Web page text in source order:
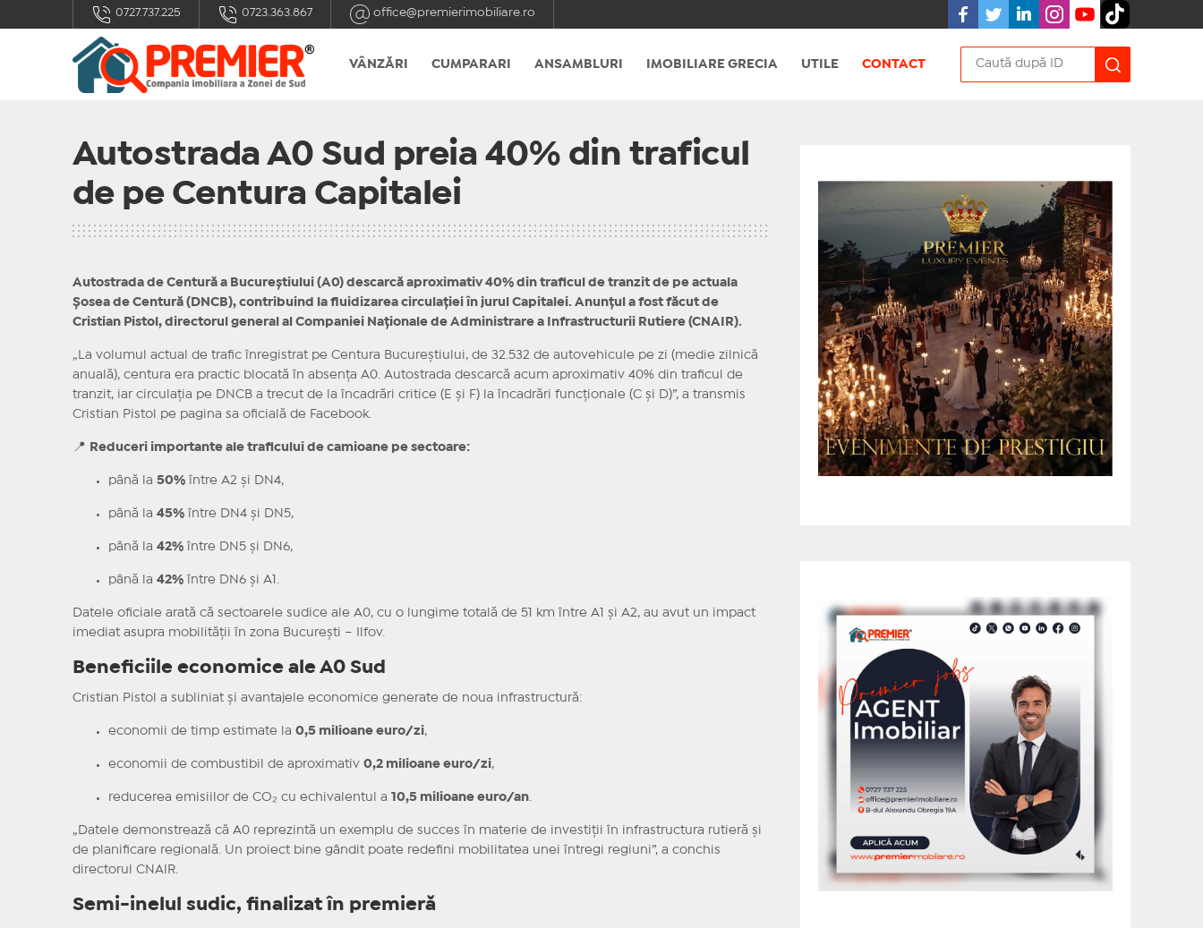
0727.737.225 0723.363.867 office@premierimobiliare.ro
VÂNZĂRI CUMPARARI ANSAMBLURI IMOBILIARE GRECIA UTILE CONTACT
Autostrada A0 Sud preia 40% din traficul
de pe Centura Capitalei
Autostrada de Centură a Bucureștiului (A0) descarcă aproximativ 40% din traficul de tranzit de pe actuala
Șosea de Centură (DNCB), contribuind la fluidizarea circulației în jurul Capitalei. Anunțul a fost făcut de
Cristian Pistol, directorul general al Companiei Naționale de Administrare a Infrastructurii Rutiere (CNAIR).
„La volumul actual de trafic înregistrat pe Centura Bucureștiului, de 32.532 de autovehicule pe zi (medie zilnică
anuală), centura era practic blocată în absența A0. Autostrada descarcă acum aproximativ 40% din traficul de
tranzit, iar circulația pe DNCB a trecut de la încadrări critice (E și F) la încadrări funcționale (C și D)”, a transmis
Cristian Pistol pe pagina sa oficială de Facebook.
📍 Reduceri importante ale traficului de camioane pe sectoare:
până la 50%între A2 și DN4,
până la 45%între DN4 și DN5,
până la 42%între DN5 și DN6,
până la 42%între DN6 și A1.
Datele oficiale arată că sectoarele sudice ale A0, cu o lungime totală de 51 km între A1 și A2, au avut un impact
imediat asupra mobilității în zona București – Ilfov.
Beneficiile economice ale A0 Sud
Cristian Pistol a subliniat și avantajele economice generate de noua infrastructură:
economii de timp estimate la 0,5 milioane euro/zi,
economii de combustibil de aproximativ 0,2 milioane euro/zi,
reducerea emisiilor de CO₂ cu echivalentul a 10,5 milioane euro/an.
„Datele demonstrează că A0 reprezintă un exemplu de succes în materie de investiții în infrastructura rutieră și
de planificare regională. Un proiect bine gândit poate redefini mobilitatea unei întregi regiuni”, a conchis
directorul CNAIR.
Semi-inelul sudic, finalizat în premieră